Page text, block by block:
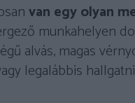
van egy olyan
munkahelyen
alvás, magas
legalábbis